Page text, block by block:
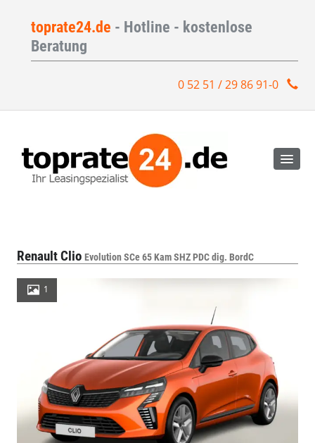
toprate24.de - Hotline - kostenlose
Beratung
0 52 51 / 29 86 91-0
Renault Clio Evolution SCe 65 Kam SHZ PDC dig. BordC
1